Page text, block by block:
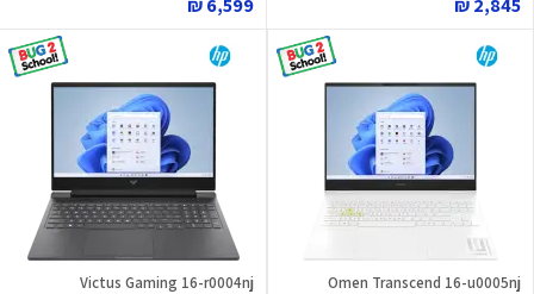
2,845 ₪
6,599 ₪
Omen Transcend 16-u0005nj
Victus Gaming 16-r0004nj